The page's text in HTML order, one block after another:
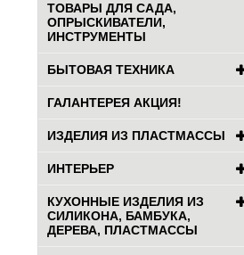
ТОВАРЫ ДЛЯ САДА,
ОПРЫСКИВАТЕЛИ,
ИНСТРУМЕНТЫ
БЫТОВАЯ ТЕХНИКА
ГАЛАНТЕРЕЯ АКЦИЯ!
ИЗДЕЛИЯ ИЗ ПЛАСТМАССЫ
ИНТЕРЬЕР
КУХОННЫЕ ИЗДЕЛИЯ ИЗ
СИЛИКОНА, БАМБУКА,
ДЕРЕВА, ПЛАСТМАССЫ